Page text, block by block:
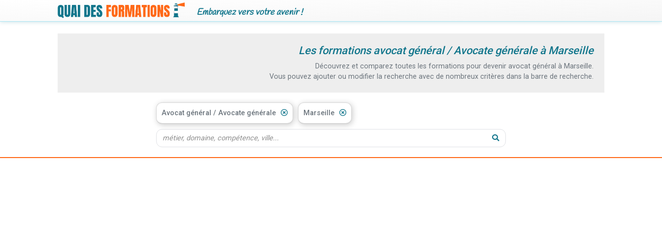
Embarquez vers votre avenir !
Les formations avocat général / Avocate générale à Marseille
Découvrez et comparez toutes les formations pour devenir avocat général à Marseille.
Vous pouvez ajouter ou modifier la recherche avec de nombreux critères dans la barre de recherche.
Avocat général / Avocate générale Marseille